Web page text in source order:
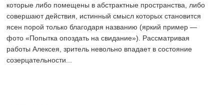
которые либо помещены в абстрактные пространства, либо
совершают действия, истинный смысл которых становится
ясен порой только благодаря названию (яркий пример —
фото «Попытка опоздать на свидание»). Рассматривая
работы Алексея, зритель невольно впадает в состояние
созерцательности...